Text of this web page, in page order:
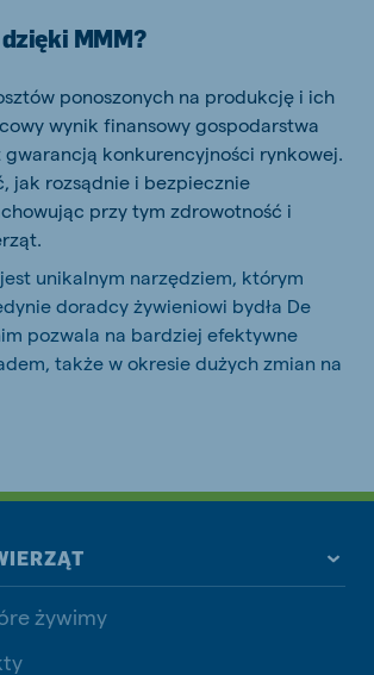
MMM?
ponoszonych na produkcję i ich
wynik finansowy gospodarstwa
gwarancją konkurencyjności rynkowej.
jak rozsądnie i bezpiecznie
przy tym zdrowotność i
unikalnym narzędziem, którym
doradcy żywieniowi bydła De
pozwala na bardziej efektywne
także w okresie dużych zmian na
żywimy